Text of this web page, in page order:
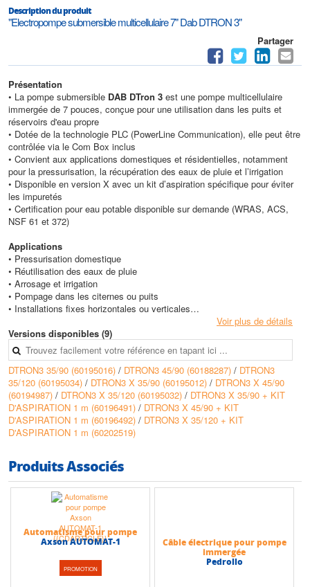
Description du produit
"Electropompe submersible multicellulaire 7" Dab DTRON 3"
Partager
Présentation
• La pompe submersible DAB DTron 3 est une pompe multicellulaire
immergée de 7 pouces, conçue pour une utilisation dans les puits et
réservoirs d'eau propre
• Dotée de la technologie PLC (PowerLine Communication), elle peut être
contrôlée via le Com Box inclus
• Convient aux applications domestiques et résidentielles, notamment
pour la pressurisation, la récupération des eaux de pluie et l’irrigation
• Disponible en version X avec un kit d’aspiration spécifique pour éviter
les impuretés
• Certification pour eau potable disponible sur demande (WRAS, ACS,
NSF 61 et 372)
Applications
• Pressurisation domestique
• Réutilisation des eaux de pluie
• Arrosage et irrigation
• Pompage dans les citernes ou puits
• Installations fixes horizontales ou verticales
Avantages
• Technologie PLC : contrôle et paramétrage simplifiés via le Com Box
• Protection anti-cyclage pour éviter les démarrages fréquents en cas de
fuites
• Connexion NFC pour l’utilisation d’un flotteur externe sans ouvrir la
pompe
• Vanne de surpression et filtre anti-débris intégrés pour une meilleure
protection
• Installation flexible : immergée, semi-immergée ou en surface avec
• Vase d'expansion intégré : pas besoin de réservoir externe
Conception
• Corps de pompe en technopolymère pour une meilleure résistance à la
• Impellers en technopolymère et acier inoxydable AISI 304
• Moteur asynchrone submersible refroidi par eau
• Double garniture mécanique en chambre d’huile pour une étanchéité
• Câble d’alimentation avec connecteur rapide
Voir plus de détails
Versions disponibles (9)
DTRON3 35/90 (60195016) / DTRON3 45/90 (60188287) / DTRON3
35/120 (60195034) / DTRON3 X 35/90 (60195012) / DTRON3 X 45/90
(60194987) / DTRON3 X 35/120 (60195032) / DTRON3 X 35/90 + KIT
D'ASPIRATION 1 m (60196491) / DTRON3 X 45/90 + KIT
D'ASPIRATION 1 m (60196492) / DTRON3 X 35/120 + KIT
D'ASPIRATION 1 m (60202519)
Produits Associés
PROMOTION
Automatisme pour pompe
Axson AUTOMAT-1
Câble électrique pour pompe
immergée
Pedrollo